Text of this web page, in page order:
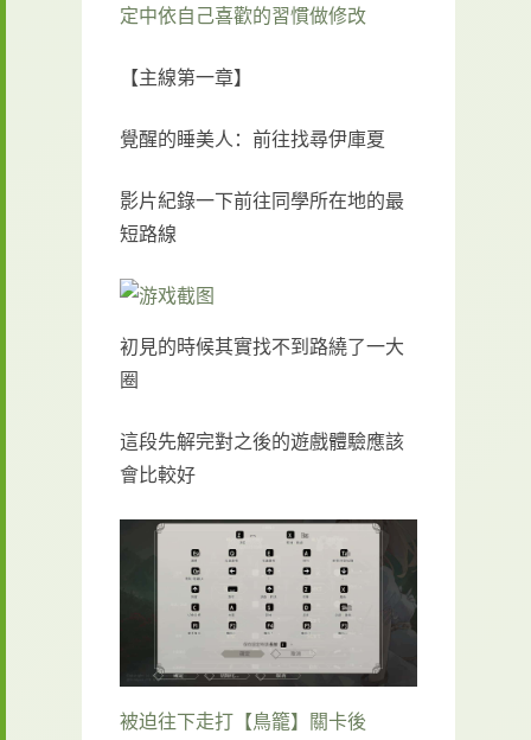
定中依自己喜歡的習慣做修改
【主線第一章】
覺醒的睡美人：前往找尋伊庫夏
影片紀錄一下前往同學所在地的最
短路線
初見的時候其實找不到路繞了一大
圈
這段先解完對之後的遊戲體驗應該
會比較好
被迫往下走打【鳥籠】關卡後